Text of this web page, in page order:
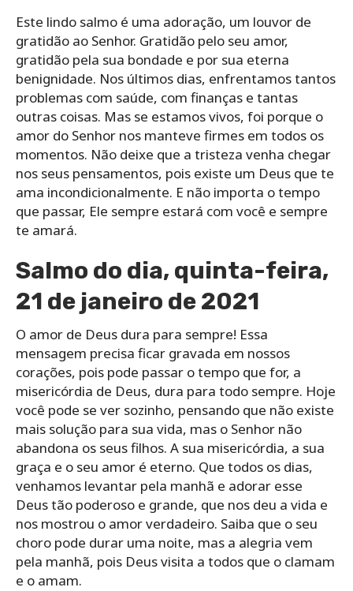
Este lindo salmo é uma adoração, um louvor de
gratidão ao Senhor. Gratidão pelo seu amor,
gratidão pela sua bondade e por sua eterna
benignidade. Nos últimos dias, enfrentamos tantos
problemas com saúde, com finanças e tantas
outras coisas. Mas se estamos vivos, foi porque o
amor do Senhor nos manteve firmes em todos os
momentos. Não deixe que a tristeza venha chegar
nos seus pensamentos, pois existe um Deus que te
ama incondicionalmente. E não importa o tempo
que passar, Ele sempre estará com você e sempre
te amará.
Salmo do dia, quinta-feira,
21 de janeiro de 2021
O amor de Deus dura para sempre! Essa
mensagem precisa ficar gravada em nossos
corações, pois pode passar o tempo que for, a
misericórdia de Deus, dura para todo sempre. Hoje
você pode se ver sozinho, pensando que não existe
mais solução para sua vida, mas o Senhor não
abandona os seus filhos. A sua misericórdia, a sua
graça e o seu amor é eterno. Que todos os dias,
venhamos levantar pela manhã e adorar esse
Deus tão poderoso e grande, que nos deu a vida e
nos mostrou o amor verdadeiro. Saiba que o seu
choro pode durar uma noite, mas a alegria vem
pela manhã, pois Deus visita a todos que o clamam
e o amam.